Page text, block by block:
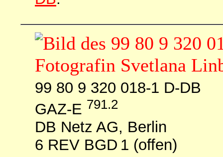
99 80 9 320 018-1 D-DB
GAZ-E 791.2
DB Netz AG, Berlin
6 REV BGD 1 (offen)